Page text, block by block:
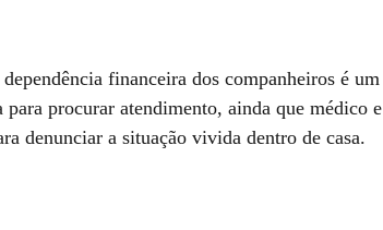
financeira dos companheiros é
para procurar atendimento, ainda que médico
denunciar a situação vivida dentro de casa.